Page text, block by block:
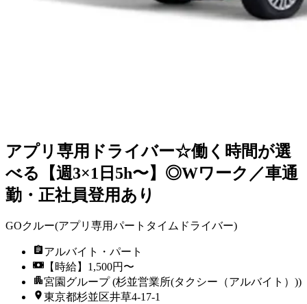
アプリ専用ドライバー☆働く時間が選
べる【週3×1日5h〜】◎Wワーク／車通
勤・正社員登用あり
GOクルー(アプリ専用パートタイムドライバー)
アルバイト・パート
【時給】1,500円〜
宮園グループ (杉並営業所(タクシー（アルバイト）))
東京都杉並区井草4-17-1